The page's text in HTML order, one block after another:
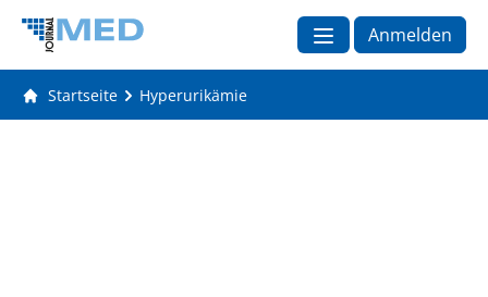
Anmelden
Startseite Hyperurikämie